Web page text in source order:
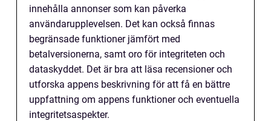
innehålla annonser som kan påverka
användarupplevelsen. Det kan också finnas
begränsade funktioner jämfört med
betalversionerna, samt oro för integriteten och
dataskyddet. Det är bra att läsa recensioner och
utforska appens beskrivning för att få en bättre
uppfattning om appens funktioner och eventuella
integritetsaspekter.